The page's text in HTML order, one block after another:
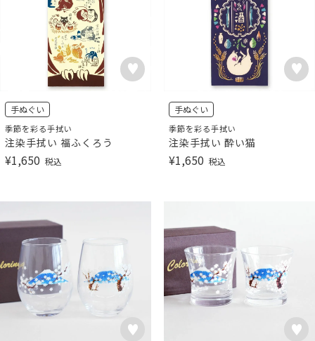
手ぬぐい
季節を彩る手拭い
注染手拭い 福ふくろう
¥1,650 税込
手ぬぐい
季節を彩る手拭い
注染手拭い 酔い猫
¥1,650 税込